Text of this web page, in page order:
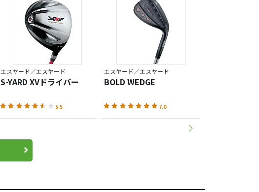
エスヤード／エスヤード
S-YARD XVドライバー
5.5
エスヤード／エスヤード
BOLD WEDGE
7.0